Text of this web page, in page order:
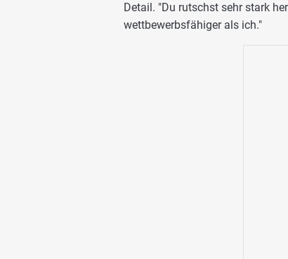
Detail. "Du rutschst sehr stark
wettbewerbsfähiger als ich."